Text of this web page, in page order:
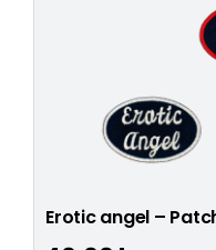
Erotic angel –